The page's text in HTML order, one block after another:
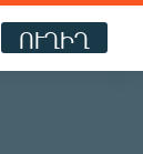
ՈՒՂԻՂ